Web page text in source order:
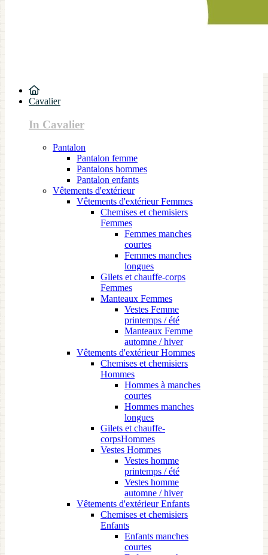
Cavalier
In Cavalier
Pantalon
Pantalon femme
Pantalons hommes
Pantalon enfants
Vêtements d'extérieur
Vêtements d'extérieur Femmes
Chemises et chemisiers
Femmes
Femmes manches
courtes
Femmes manches
longues
Gilets et chauffe-corps
Femmes
Manteaux Femmes
Vestes Femme
printemps / été
Manteaux Femme
automne / hiver
Vêtements d'extérieur Hommes
Chemises et chemisiers
Hommes
Hommes à manches
courtes
Hommes manches
longues
Gilets et chauffe-
corpsHommes
Vestes Hommes
Vestes homme
printemps / été
Vestes homme
automne / hiver
Vêtements d'extérieur Enfants
Chemises et chemisiers
Enfants
Enfants manches
courtes